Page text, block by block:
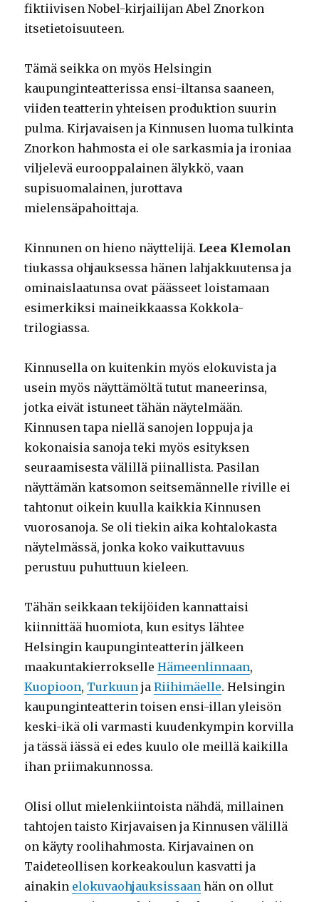
fiktiivisen Nobel-kirjailijan Abel Znorkon
itsetietoisuuteen.
Tämä seikka on myös Helsingin
kaupunginteatterissa ensi-iltansa saaneen,
viiden teatterin yhteisen produktion suurin
pulma. Kirjavaisen ja Kinnusen luoma tulkinta
Znorkon hahmosta ei ole sarkasmia ja ironiaa
viljelevä eurooppalainen älykkö, vaan
supisuomalainen, jurottava
mielensäpahoittaja.
Kinnunen on hieno näyttelijä. Leea Klemolan
tiukassa ohjauksessa hänen lahjakkuutensa ja
ominaislaatunsa ovat päässeet loistamaan
esimerkiksi maineikkaassa Kokkola-
trilogiassa.
Kinnusella on kuitenkin myös elokuvista ja
usein myös näyttämöltä tutut maneerinsa,
jotka eivät istuneet tähän näytelmään.
Kinnusen tapa niellä sanojen loppuja ja
kokonaisia sanoja teki myös esityksen
seuraamisesta välillä piinallista. Pasilan
näyttämän katsomon seitsemännelle riville ei
tahtonut oikein kuulla kaikkia Kinnusen
vuorosanoja. Se oli tiekin aika kohtalokasta
näytelmässä, jonka koko vaikuttavuus
perustuu puhuttuun kieleen.
Tähän seikkaan tekijöiden kannattaisi
kiinnittää huomiota, kun esitys lähtee
Helsingin kaupunginteatterin jälkeen
maakuntakierrokselleHämeenlinnaan,
Kuopioon, Turkuun jaRiihimäelle. Helsingin
kaupunginteatterin toisen ensi-illan yleisön
keski-ikä oli varmasti kuudenkympin korvilla
ja tässä iässä ei edes kuulo ole meillä kaikilla
ihan priimakunnossa.
Olisi ollut mielenkiintoista nähdä, millainen
tahtojen taisto Kirjavaisen ja Kinnusen välillä
on käyty roolihahmosta. Kirjavainen on
Taideteollisen korkeakoulun kasvatti ja
ainakin elokuvaohjauksissaan hän on ollut